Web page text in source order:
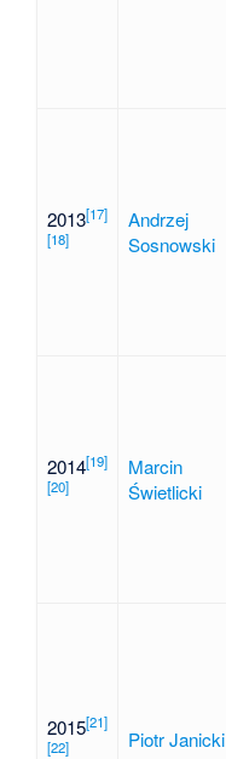
2013[17]
[18]
Andrzej
Sosnowski
2014[19]
[20]
Marcin
Świetlicki
2015[21]
[22] Piotr Janicki